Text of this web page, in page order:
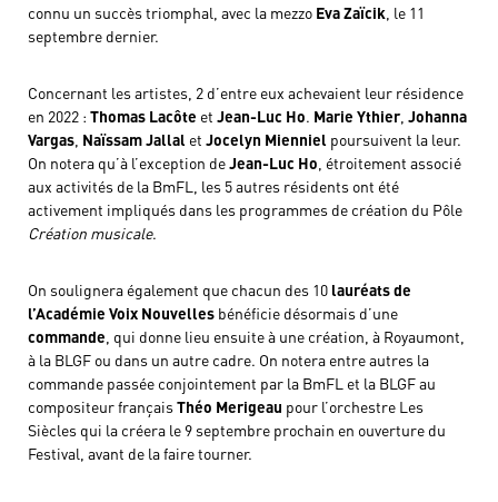
connu un succès triomphal, avec la mezzo Eva Zaïcik , le 11
septembre dernier.
Concernant les artistes, 2 d’entre eux achevaient leur résidence
en 2022 : Thomas Lacôte et Jean-Luc Ho. Marie Ythier, Johanna
Vargas Naïssam Jallal et Jocelyn Mienniel poursuivent la leur.
On notera qu’à l’exception deJean-Luc Ho , étroitement associé
aux activités de la BmFL, les 5 autres résidents ont été
activement impliqués dans les programmes de création du Pôle
Création musicale.
On soulignera également que chacun des 10 lauréats de
l’Académie Voix Nouvelles bénéficie désormais d’une
commande , qui donne lieu ensuite à une création, à Royaumont,
à la BLGF ou dans un autre cadre. On notera entre autres la
commande passée conjointement par la BmFL et la BLGF au
compositeur françaisThéo Merigeau pour l’orchestre Les
Siècles qui la créera le 9 septembre prochain en ouverture du
Festival, avant de la faire tourner.